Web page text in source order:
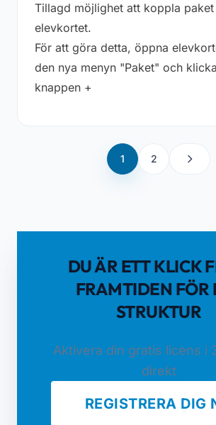
Tillagd möjlighet att koppla
elevkortet.
För att göra detta, öppna
den nya menyn "Paket" och
knappen +
1 2
DU ÄR ETT KLICK
FRAMTIDEN FÖR
STRUKTUR
Aktivera din gratis licens i
direkt
REGISTRERA DIG